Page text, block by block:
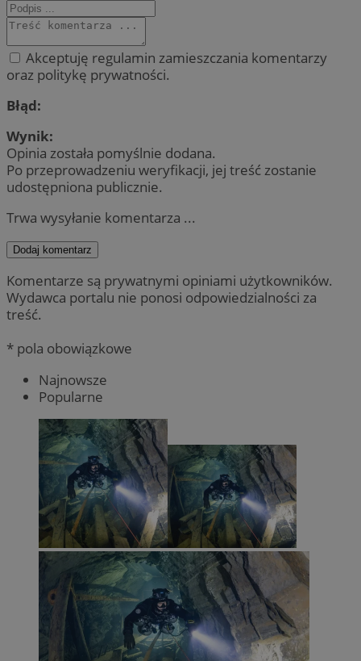
Akceptuję regulamin zamieszczania komentarzy
oraz politykę prywatności.
Błąd:
Wynik:
Opinia została pomyślnie dodana.
Po przeprowadzeniu weryfikacji, jej treść zostanie
udostępniona publicznie.
Trwa wysyłanie komentarza ...
Dodaj komentarz
Komentarze są prywatnymi opiniami użytkowników.
Wydawca portalu nie ponosi odpowiedzialności za
treść.
* pola obowiązkowe
Najnowsze
Popularne